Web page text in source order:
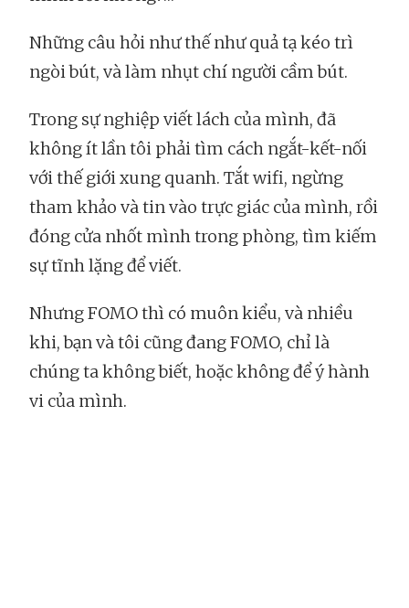
Những câu hỏi như thế như quả tạ kéo trì
ngòi bút, và làm nhụt chí người cầm bút.
Trong sự nghiệp viết lách của mình, đã
không ít lần tôi phải tìm cách ngắt-kết-nối
với thế giới xung quanh. Tắt wifi, ngừng
tham khảo và tin vào trực giác của mình, rồi
đóng cửa nhốt mình trong phòng, tìm kiếm
sự tĩnh lặng để viết.
Nhưng FOMO thì có muôn kiểu, và nhiều
khi, bạn và tôi cũng đang FOMO, chỉ là
chúng ta không biết, hoặc không để ý hành
vi của mình.